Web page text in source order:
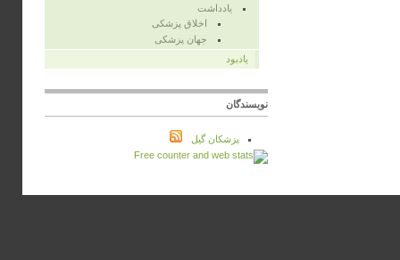
یادداشت
اخلاق پزشکی
جهان پزشکی
یادبود
نویسندگان
پزشكان گيل